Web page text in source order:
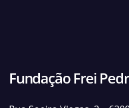
Fundação Frei